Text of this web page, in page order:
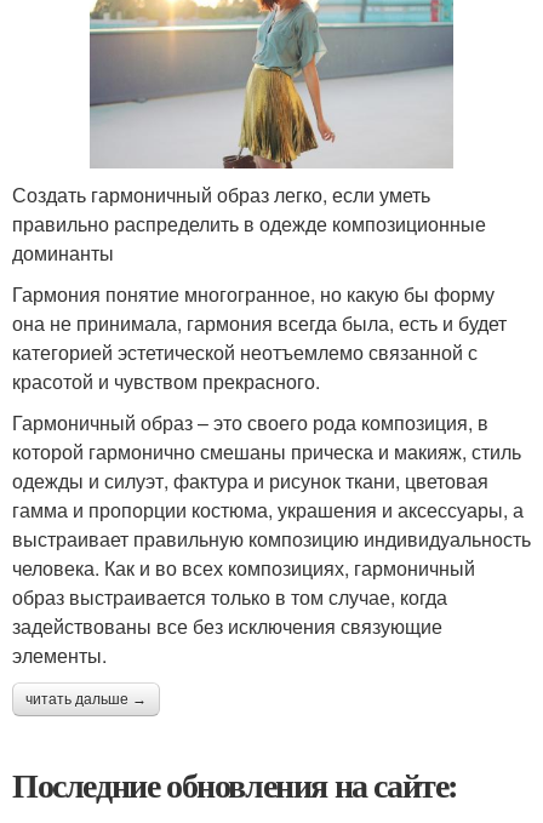
Создать гармоничный образ легко, если уметь
правильно распределить в одежде композиционные
доминанты
Гармония понятие многогранное, но какую бы форму
она не принимала, гармония всегда была, есть и будет
категорией эстетической неотъемлемо связанной с
красотой и чувством прекрасного.
Гармоничный образ – это своего рода композиция, в
которой гармонично смешаны прическа и макияж, стиль
одежды и силуэт, фактура и рисунок ткани, цветовая
гамма и пропорции костюма, украшения и аксессуары, а
выстраивает правильную композицию индивидуальность
человека. Как и во всех композициях, гармоничный
образ выстраивается только в том случае, когда
задействованы все без исключения связующие
элементы.
читать дальше →
Последние обновления на сайте: